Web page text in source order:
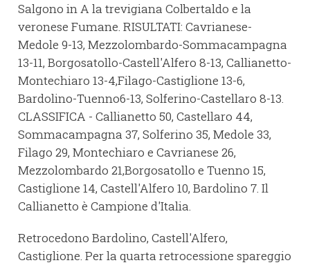
Salgono in A la trevigiana Colbertaldo e la
veronese Fumane. RISULTATI: Cavrianese-
Medole 9-13, Mezzolombardo-Sommacampagna
13-11, Borgosatollo-Castell'Alfero 8-13, Callianetto-
Montechiaro 13-4,Filago-Castiglione 13-6,
Bardolino-Tuenno6-13, Solferino-Castellaro 8-13.
CLASSIFICA - Callianetto 50, Castellaro 44,
Sommacampagna 37, Solferino 35, Medole 33,
Filago 29, Montechiaro e Cavrianese 26,
Mezzolombardo 21,Borgosatollo e Tuenno 15,
Castiglione 14, Castell'Alfero 10, Bardolino 7. Il
Callianetto è Campione d'Italia.
Retrocedono Bardolino, Castell'Alfero,
Castiglione. Per la quarta retrocessione spareggio